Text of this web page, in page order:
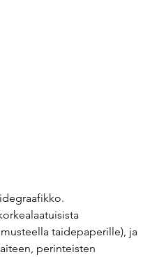
taidepaperille), ja
perinteisten